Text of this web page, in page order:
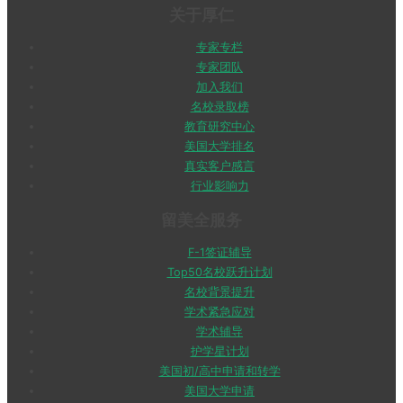
专家专栏
专家团队
加入我们
名校录取榜
教育研究中心
美国大学排名
真实客户感言
行业影响力
F-1签证辅导
Top50名校跃升计划
名校背景提升
学术紧急应对
学术辅导
护学星计划
美国初/高中申请和转学
美国大学申请